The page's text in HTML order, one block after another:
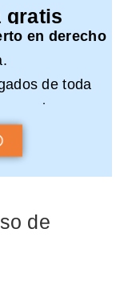
gratis
en derecho
de toda
de